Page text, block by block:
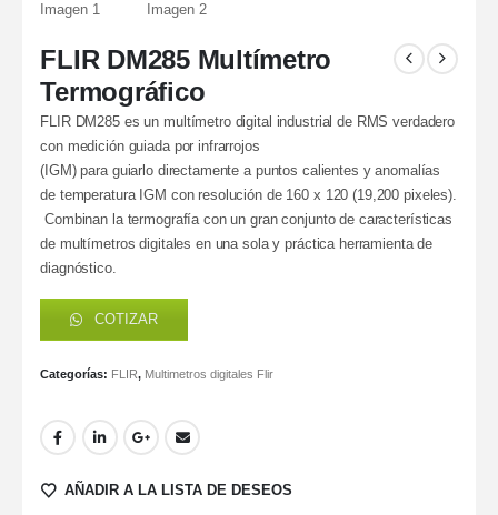
FLIR DM285 Multímetro
Termográfico
FLIR DM285 es un multímetro digital industrial de RMS verdadero
con medición guiada por infrarrojos
(IGM) para guiarlo directamente a puntos calientes y anomalías
de temperatura IGM con resolución de 160 x 120 (19,200 pixeles).
Combinan la termografía con un gran conjunto de características
de multímetros digitales en una sola y práctica herramienta de
diagnóstico.
COTIZAR
Categorías: FLIR, Multimetros digitales Flir
AÑADIR A LA LISTA DE DESEOS